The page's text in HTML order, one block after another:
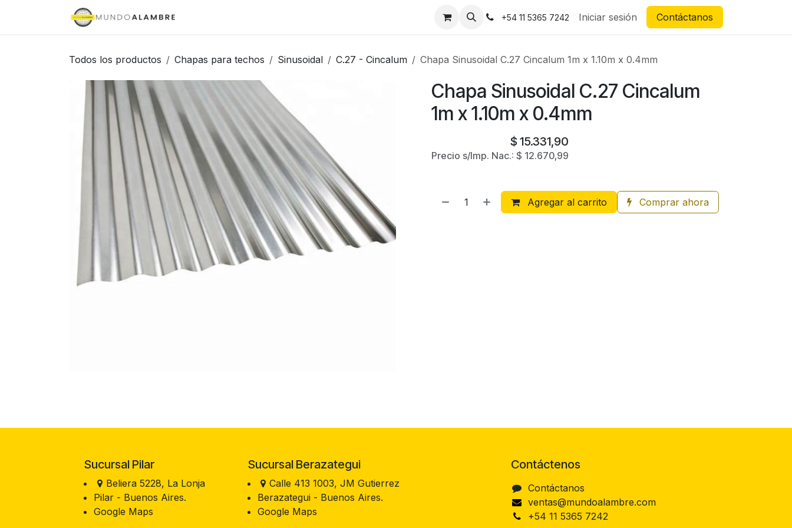
+54 11 5365 7242 Iniciar sesión Contáctanos
Todos los productos Chapas para techos Sinusoidal C.27 - Cincalum Chapa Sinusoidal C.27 Cincalum 1m x 1.10m x 0.4mm
Chapa Sinusoidal C.27 Cincalum
1m x 1.10m x 0.4mm
$ 15.331,90
Precio s/Imp. Nac.: $ 12.670,99
Agregar al carrito Comprar ahora
Sucursal Pilar
Beliera 5228, La Lonja
Pilar - Buenos Aires.
Google Maps
Contáctenos
Contáctanos
ventas@mundoalambre.com
+54 11 5365 7242
Sucursal Berazategui
Calle 413 1003, JM Gutierrez
Berazategui - Buenos Aires.
Google Maps